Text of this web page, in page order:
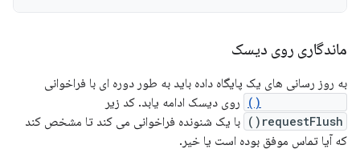
ماندگاری روی دیسک
به روز رسانی های یک پایگاه داده باید به طور دوره ای با فراخوانی
روی دیسک ادامه یابد. کد زیر
requestFlush()
با یک شنونده فراخوانی می کند تا مشخص کند
که آیا تماس موفق بوده است یا خیر.